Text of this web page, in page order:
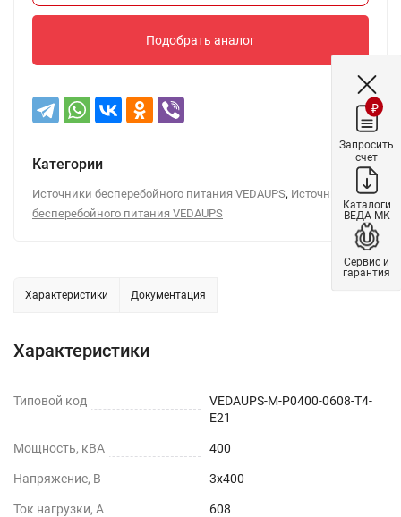
Подобрать аналог
Категории
Источники бесперебойного питания VEDAUPS, Источники
бесперебойного питания VEDAUPS
Характеристики Документация
Характеристики
Типовой код
VEDAUPS-M-P0400-0608-T4-
E21
Мощность, кВА 400
Напряжение, В 3x400
Ток нагрузки, А 608
₽
Запросить
счет
Каталоги
ВЕДА МК
Сервис и
гарантия